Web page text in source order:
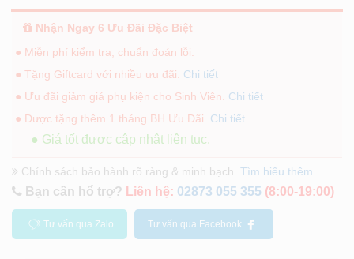
Nhận Ngay 6 Ưu Đãi Đặc Biệt
● Miễn phí kiểm tra, chuẩn đoán lỗi.
● Tặng Giftcard với nhiều ưu đãi. Chi tiết
● Ưu đãi giảm giá phụ kiện cho Sinh Viên. Chi tiết
● Được tặng thêm 1 tháng BH Ưu Đãi. Chi tiết
● Giá tốt được cập nhật liên tục.
Chính sách bảo hành rõ ràng & minh bạch. Tìm hiểu thêm
Bạn cần hổ trợ? Liên hệ: 02873 055 355 (8:00-19:00)
Tư vấn qua Zalo Tư vấn qua Facebook